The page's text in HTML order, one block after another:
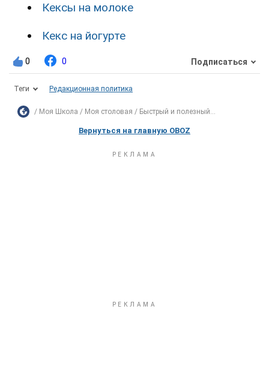
Кексы на молоке
Кекс на йогурте
0 0 Подписаться
Теги Редакционная политика
Моя Школа Моя столовая Быстрый и полезный...
Вернуться на главную OBOZ